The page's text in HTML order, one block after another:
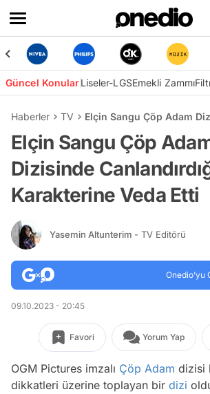
Güncel KonularLiseler-LGSEmekli Zammı
Haberler TV Elçin Sangu Çöp Adam
Elçin Sangu Çöp
Dizisinde
Karakterine Veda Etti
Yasemin Altunterim - TV Editörü
Onedio’yu
09.10.2023 - 20:45
Favori Yorum Yap
OGM Pictures imzalı Çöp Adam dizisi
dikkatleri üzerine toplayan bir dizi